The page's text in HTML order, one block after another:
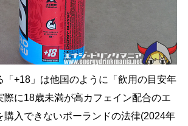
「+18」は他国のように「飲用の目安年
際に18歳未満が高カフェイン配合のエ
購入できないポーランドの法律(2024年